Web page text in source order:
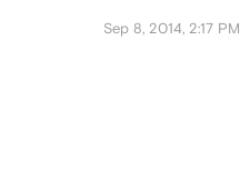
Sep 8, 2014, 2:17 PM